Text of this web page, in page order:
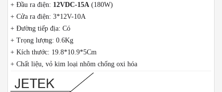
+ Đầu ra điện: 12VDC-15A (180W)
+ Cửa ra điện: 3*12V-10A
+ Đường tiếp địa: Có
+ Trọng lượng: 0.6Kg
+ Kích thước: 19.8*10.9*5Cm
+ Chất liệu, vỏ kim loại nhôm chống oxi hóa